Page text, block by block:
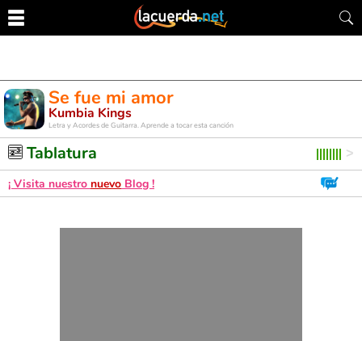
Se fue mi amor
Kumbia Kings
Letra y Acordes de Guitarra. Aprende a tocar esta canción
Tablatura
¡ Visita nuestro nuevo Blog !